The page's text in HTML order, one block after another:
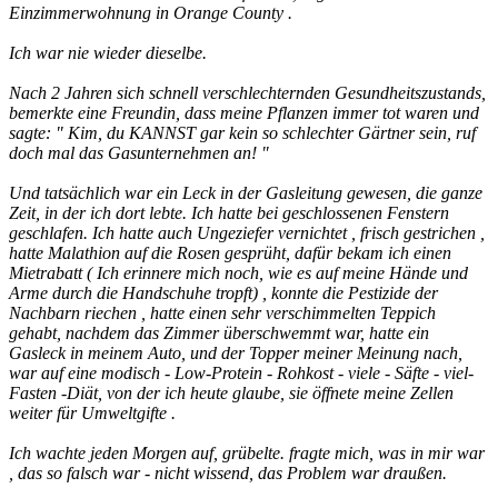
Einzimmerwohnung in Orange County .
Ich war nie wieder dieselbe.
Nach 2 Jahren sich schnell verschlechternden Gesundheitszustands,
bemerkte eine Freundin, dass meine Pflanzen immer tot waren und
sagte: " Kim, du KANNST gar kein so schlechter Gärtner sein, ruf
doch mal das Gasunternehmen an! "
Und tatsächlich war ein Leck in der Gasleitung gewesen, die ganze
Zeit, in der ich dort lebte. Ich hatte bei geschlossenen Fenstern
geschlafen. Ich hatte auch Ungeziefer vernichtet , frisch gestrichen ,
hatte Malathion auf die Rosen gesprüht, dafür bekam ich einen
Mietrabatt ( Ich erinnere mich noch, wie es auf meine Hände und
Arme durch die Handschuhe tropft) , konnte die Pestizide der
Nachbarn riechen , hatte einen sehr verschimmelten Teppich
gehabt, nachdem das Zimmer überschwemmt war, hatte ein
Gasleck in meinem Auto, und der Topper meiner Meinung nach,
war auf eine modisch - Low-Protein - Rohkost - viele - Säfte - viel-
Fasten -Diät, von der ich heute glaube, sie öffnete meine Zellen
weiter für Umweltgifte .
Ich wachte jeden Morgen auf, grübelte. fragte mich, was in mir war
, das so falsch war - nicht wissend, das Problem war draußen.